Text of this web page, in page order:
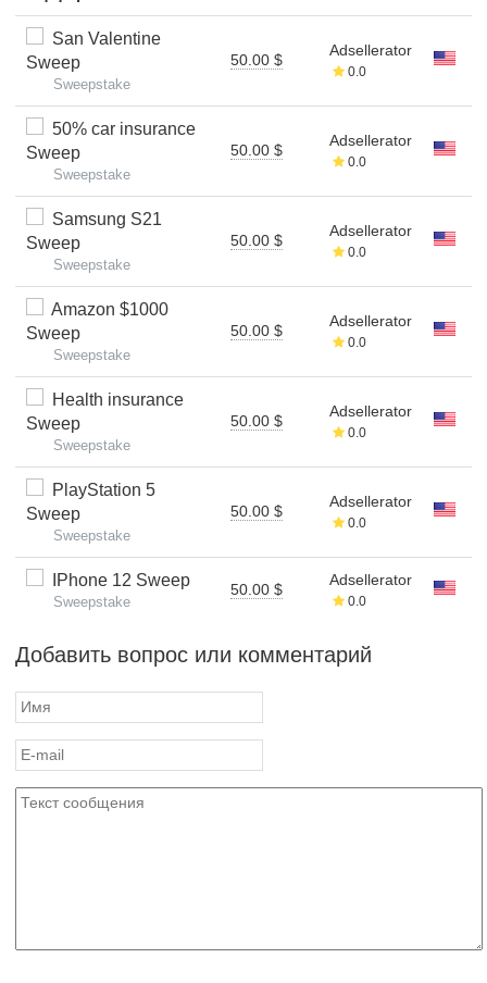
San Valentine
Sweep
Sweepstake
50.00 $
Adsellerator
0.0
50% car insurance
Sweep
Sweepstake
50.00 $
Adsellerator
0.0
Samsung S21
Sweep
Sweepstake
50.00 $
Adsellerator
0.0
Amazon $1000
Sweep
Sweepstake
50.00 $
Adsellerator
0.0
Health insurance
Sweep
Sweepstake
50.00 $
Adsellerator
0.0
PlayStation 5
Sweep
Sweepstake
50.00 $
Adsellerator
0.0
IPhone 12 Sweep
Sweepstake
50.00 $
Adsellerator
0.0
Добавить вопрос или комментарий